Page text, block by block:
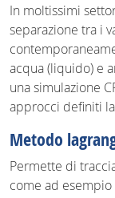
In moltissimi
separazione tra i
acqua (liquido) e
una simulazione
approcci definiti
Metodo
Permette di
come ad